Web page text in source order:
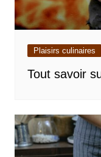
Plaisirs culinaires
Tout savoir